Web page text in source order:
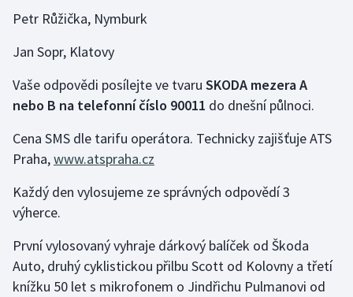
Jezdectví
Judo
Krasobruslení
Lyže a snowboard
Moderní pětiboj
Motorsport
Olympijské hry
Petr Růžička, Nymburk
Jan Sopr, Klatovy
Vaše odpovědi posílejte ve tvaru SKODA mezera A
nebo B na telefonní číslo 90011 do dnešní půlnoci.
Cena SMS dle tarifu operátora. Technicky zajišťuje ATS
Praha,www.atspraha.cz
Každý den vylosujeme ze správných odpovědí 3
výherce.
První vylosovaný vyhraje dárkový balíček od Škoda
Auto, druhý cyklistickou přilbu Scott od Kolovny a třetí
knížku 50 let s mikrofonem o Jindřichu Pulmanovi od